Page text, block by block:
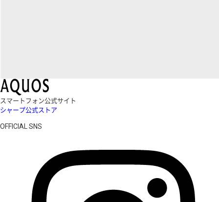
スマートフォン公式サイト
シャープ公式ストア
OFFICIAL SNS